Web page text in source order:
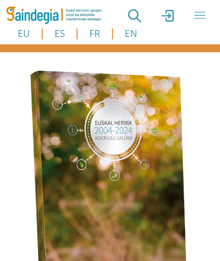
Skip to main content
EU ES FR EN